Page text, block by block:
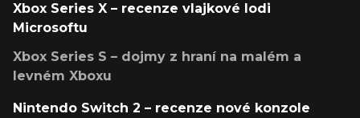
Xbox Series X – recenze vlajkové lodi
Microsoftu
Xbox Series S – dojmy z hraní na malém a
levném Xboxu
Nintendo Switch 2 – recenze nové konzole